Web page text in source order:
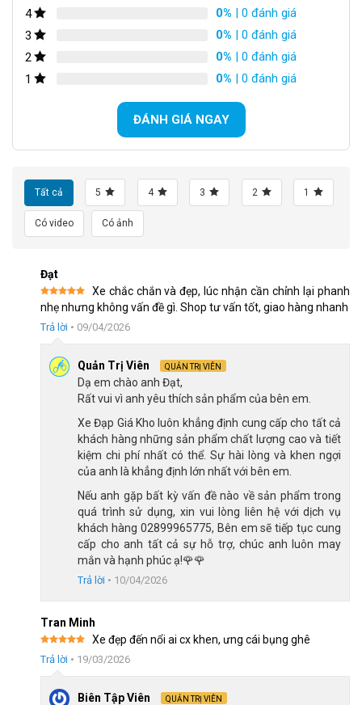
Kết Luận
Xem thêm: Xe đạp thể thao từ 3-5 triệu
Phuộc linh hoạt, cứng cáp
Xe được trang bị phuộc nhôm giúp giảm tổng trọng lượng trọng
lượng của xe và mang lại cảm giác đạp xe chắc chắn, ổn định.
Linh hoạt di chuyển trên đường thành phố, phuộc nhôm giúp xe
phản hồi nhanh, tiết kiệm sức, đặc biệt phù hợp cho nhu cầu đi
học, đi làm, tập luyện nhẹ hàng ngày.
4
0% | 0 đánh giá
3
0% | 0 đánh giá
2
0% | 0 đánh giá
1
0% | 0 đánh giá
ĐÁNH GIÁ NGAY
Tất cả 5 4 3 2 1
Có video Có ảnh
Đạt
Được xếp
hạng 55
sao
Xe chắc chắn và đẹp, lúc nhận cần chỉnh lại phanh
nhẹ nhưng không vấn đề gì. Shop tư vấn tốt, giao hàng nhanh
Trả lời • 09/04/2026
Quản Trị Viên QUẢN TRỊ VIÊN
Dạ em chào anh Đạt,
Rất vui vì anh yêu thích sản phẩm của bên em.
Xe Đạp Giá Kho luôn khẳng định cung cấp cho tất cả
khách hàng những sản phẩm chất lượng cao và tiết
kiệm chi phí nhất có thể. Sự hài lòng và khen ngợi
của anh là khẳng định lớn nhất với bên em.
Nếu anh gặp bất kỳ vấn đề nào về sản phẩm trong
quá trình sử dụng, xin vui lòng liên hệ với dịch vụ
khách hàng 02899965775, Bên em sẽ tiếp tục cung
cấp cho anh tất cả sự hỗ trợ, chúc anh luôn may
mắn và hạnh phúc ạ!🌹🌹
Trả lời • 10/04/2026
Tran Minh
Được xếp
hạng5 5
Xe đẹp đến nổi ai cx khen, ưng cái bụng ghê
Trả lời • 19/03/2026
Biên Tập Viên QUẢN TRỊ VIÊN